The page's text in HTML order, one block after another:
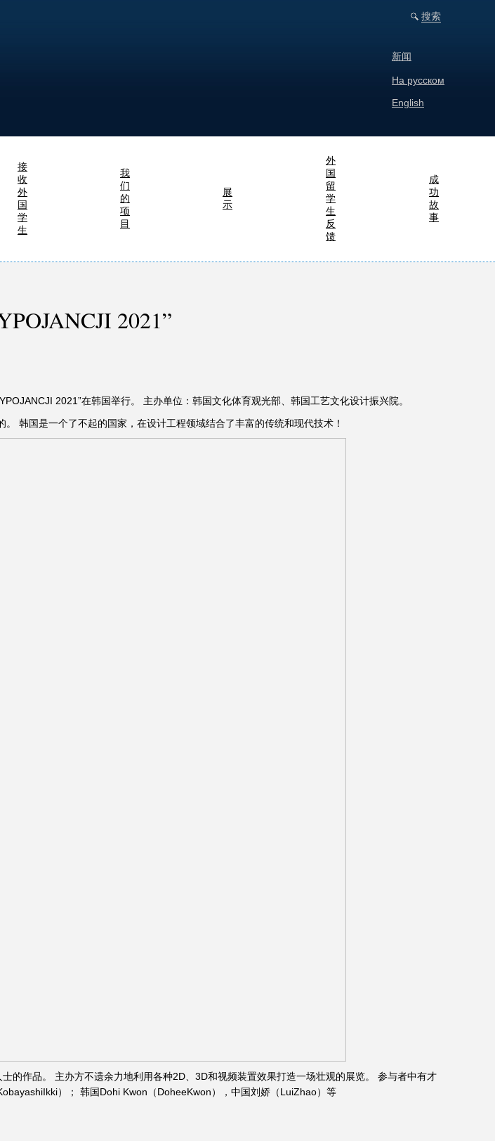
搜索
新闻
На русском
English
接
收
外
国
学
生
我
们
的
项
目
展
示
外
国
留
学
生
反
馈
成
功
故
事
2021”
2021”在韩国举行。 主办单位：韩国文化体育观光部、韩国工艺文化设计振兴院。
韩国是一个了不起的国家，在设计工程领域结合了丰富的传统和现代技术！
的作品。 主办方不遗余力地利用各种2D、3D和视频装置效果打造一场壮观的展览。 参与者中有才
）； 韩国Dohi Kwon（DoheeKwon），中国刘娇（LuiZhao）等